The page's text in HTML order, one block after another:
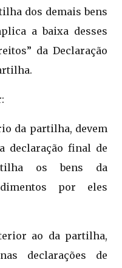
dos demais bens
a baixa desses
da Declaração
da partilha, devem
declaração final de
os bens da
por eles
ao da partilha,
declarações de